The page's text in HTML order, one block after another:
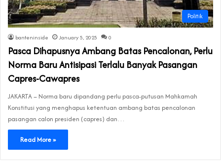
Politik
banteninside January 5, 2025 0
Pasca Dihapusnya Ambang Batas Pencalonan, Perlu
Norma Baru Antisipasi Terlalu Banyak Pasangan
Capres-Cawapres
JAKARTA – Norma baru dipandang perlu pasca-putusan Mahkamah
Konstitusi yang menghapus ketentuan ambang batas pencalonan
pasangan calon presiden (capres) dan…
Read More »